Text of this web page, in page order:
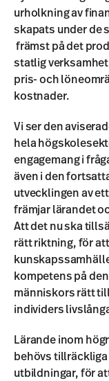
urholkning av
skapats under de
främst på det
statlig
pris- och
kostnader.
Vi ser den
hela
engagemang i
även i den
utvecklingen av
främjar lärandet
Att det nu ska
rätt riktning, för
kompetens på
människors rätt
individers
Lärande inom
behövs
utbildningar, för